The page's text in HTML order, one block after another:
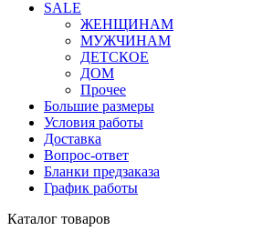
SALE
ЖЕНЩИНАМ
МУЖЧИНАМ
ДЕТСКОЕ
ДОМ
Прочее
Большие размеры
Условия работы
Доставка
Вопрос-ответ
Бланки предзаказа
График работы
Каталог товаров